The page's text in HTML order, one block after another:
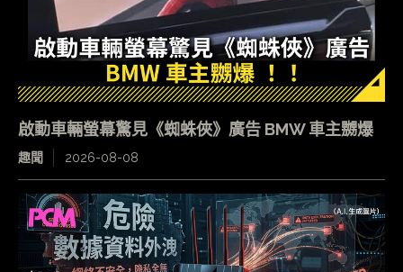
啟動車輛螢幕驚見《蜘蛛俠》廣告 BMW 車主嬲爆
趣聞 2026-08-08